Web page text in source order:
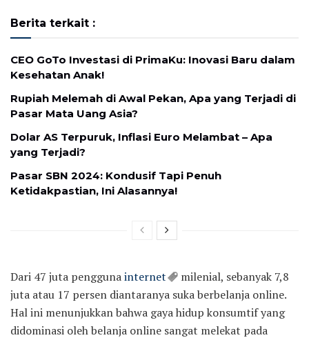
Berita terkait :
CEO GoTo Investasi di PrimaKu: Inovasi Baru dalam
Kesehatan Anak!
Rupiah Melemah di Awal Pekan, Apa yang Terjadi di
Pasar Mata Uang Asia?
Dolar AS Terpuruk, Inflasi Euro Melambat – Apa
yang Terjadi?
Pasar SBN 2024: Kondusif Tapi Penuh
Ketidakpastian, Ini Alasannya!
Dari 47 juta penggunainternet
milenial, sebanyak 7,8
juta atau 17 persen diantaranya suka berbelanja online.
Hal ini menunjukkan bahwa gaya hidup konsumtif yang
didominasi oleh belanja online sangat melekat pada